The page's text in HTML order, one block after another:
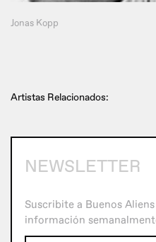
Jonas Kopp
Artistas Relacionados:
NEWSLETTER
Suscribite a Buenos
información